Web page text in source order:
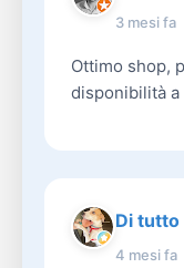
3 mesi fa
Ottimo shop,
disponibilità
Di tutto
4 mesi fa